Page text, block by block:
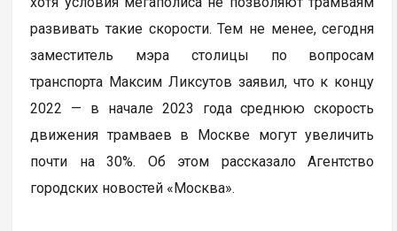
развивать такие скорости. Тем не менее, сегодня
заместитель мэра столицы по вопросам
транспорта Максим Ликсутов заявил, что к концу
2022 — в начале 2023 года среднюю скорость
движения трамваев в Москве могут увеличить
почти на 30%. Об этом рассказало Агентство
городских новостей «Москва».